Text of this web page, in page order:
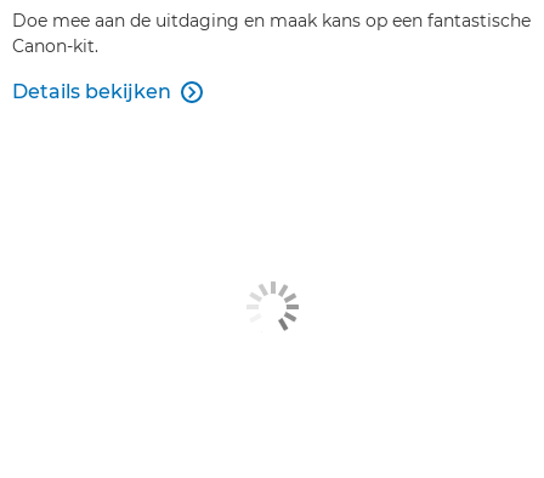
Doe mee aan de uitdaging en maak kans op een fantastische
Canon-kit.
Details bekijken 